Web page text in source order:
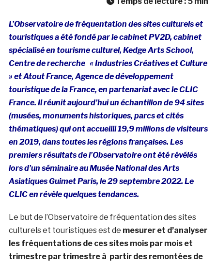
L’Observatoire de fréquentation des sites culturels et
touristiques a été fondé par le cabinet PV2D, cabinet
spécialisé en tourisme culturel, Kedge Arts School,
Centre de recherche « Industries Créatives et Culture
» et Atout France, Agence de développement
touristique de la France, en partenariat avec le CLIC
France. Il réunit aujourd’hui un échantillon de 94 sites
(musées, monuments historiques, parcs et cités
thématiques) qui ont accueilli 19,9 millions de visiteurs
en 2019, dans toutes les régions françaises. Les
premiers résultats de l’Observatoire ont été révélés
lors d’un séminaire au Musée National des Arts
Asiatiques Guimet Paris, le 29 septembre 2022. Le
CLIC en révèle quelques tendances.
Le but de l’Observatoire de fréquentation des sites
culturels et touristiques est de mesurer et d’analyser
les fréquentations de ces sites mois par mois et
trimestre par trimestre à partir des remontées de